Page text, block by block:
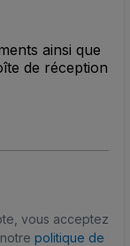
ainsi que
de réception
vous acceptez
politique de